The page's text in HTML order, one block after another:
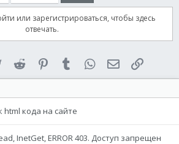
или зарегистрироваться, чтобы здесь
отвечать.
Twitter Reddit PinterestTumblr WhatsAppЭлектронная
html кода на сайте
InetGet, ERROR 403. Доступ запрещен